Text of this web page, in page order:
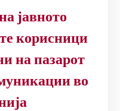
јавното
корисници
на пазарот
во